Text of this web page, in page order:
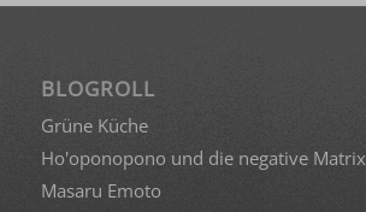
BLOGROLL
Grüne Küche
Ho'oponopono und die negative Matrix
Masaru Emoto